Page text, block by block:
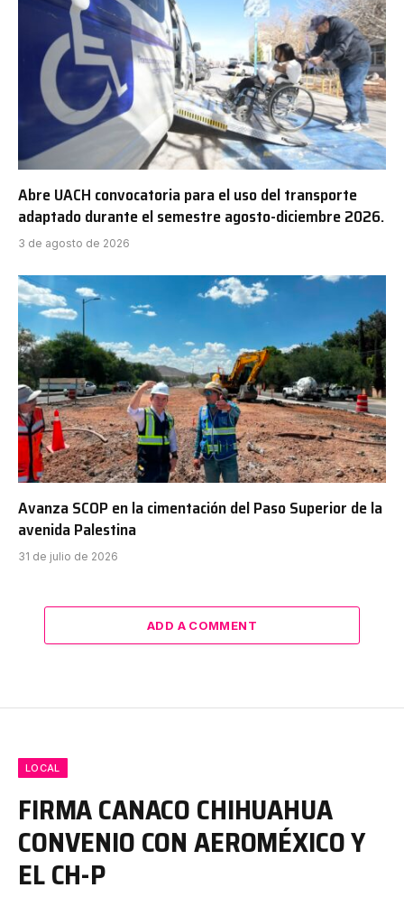
Abre UACH convocatoria para el uso del transporte
adaptado durante el semestre agosto-diciembre 2026.
3 de agosto de 2026
Avanza SCOP en la cimentación del Paso Superior de la
avenida Palestina
31 de julio de 2026
ADD A COMMENT
LOCAL
FIRMA CANACO CHIHUAHUA
CONVENIO CON AEROMÉXICO Y
EL CH-P